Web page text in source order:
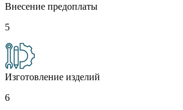
Внесение предоплаты
5
Изготовление изделий
6